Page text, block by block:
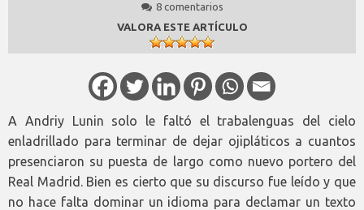
8 comentarios
VALORA ESTE ARTÍCULO
A Andriy Lunin solo le faltó el trabalenguas del cielo
enladrillado para terminar de dejar ojipláticos a cuantos
presenciaron su puesta de largo como nuevo portero del
Real Madrid. Bien es cierto que su discurso fue leído y que
no hace falta dominar un idioma para declamar un texto